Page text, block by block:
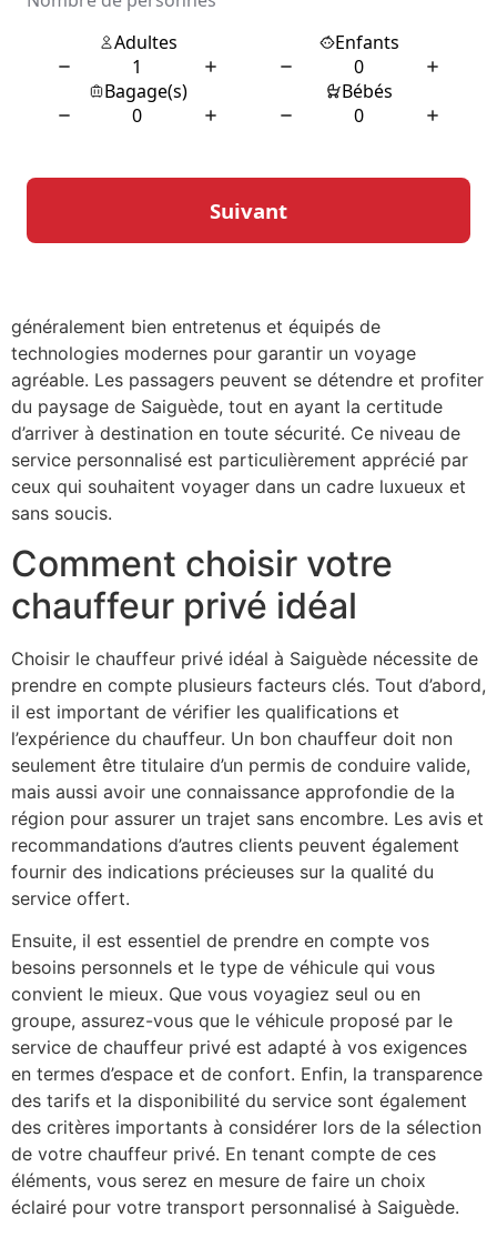
Le transport personnalisé à Saiguède offre de
nombreux avantages qui vont bien au-delà de la simple
commodité. L’un des principaux atouts est la flexibilité
du service, qui permet aux clients de planifier leurs
trajets selon leurs propres horaires et préférences. Plus
commun ou de la disponibilité des taxis ; un chauffeur
privé est à votre disposition pour répondre à vos
besoins spécifiques à tout moment.
généralement bien entretenus et équipés de
technologies modernes pour garantir un voyage
agréable. Les passagers peuvent se détendre et profiter
du paysage de Saiguède, tout en ayant la certitude
d’arriver à destination en toute sécurité. Ce niveau de
service personnalisé est particulièrement apprécié par
ceux qui souhaitent voyager dans un cadre luxueux et
sans soucis.
Comment choisir votre
chauffeur privé idéal
Choisir le chauffeur privé idéal à Saiguède nécessite de
prendre en compte plusieurs facteurs clés. Tout d’abord,
il est important de vérifier les qualifications et
l’expérience du chauffeur. Un bon chauffeur doit non
seulement être titulaire d’un permis de conduire valide,
mais aussi avoir une connaissance approfondie de la
région pour assurer un trajet sans encombre. Les avis et
recommandations d’autres clients peuvent également
fournir des indications précieuses sur la qualité du
service offert.
Ensuite, il est essentiel de prendre en compte vos
besoins personnels et le type de véhicule qui vous
convient le mieux. Que vous voyagiez seul ou en
groupe, assurez-vous que le véhicule proposé par le
service de chauffeur privé est adapté à vos exigences
en termes d’espace et de confort. Enfin, la transparence
des tarifs et la disponibilité du service sont également
des critères importants à considérer lors de la sélection
de votre chauffeur privé. En tenant compte de ces
éléments, vous serez en mesure de faire un choix
éclairé pour votre transport personnalisé à Saiguède.